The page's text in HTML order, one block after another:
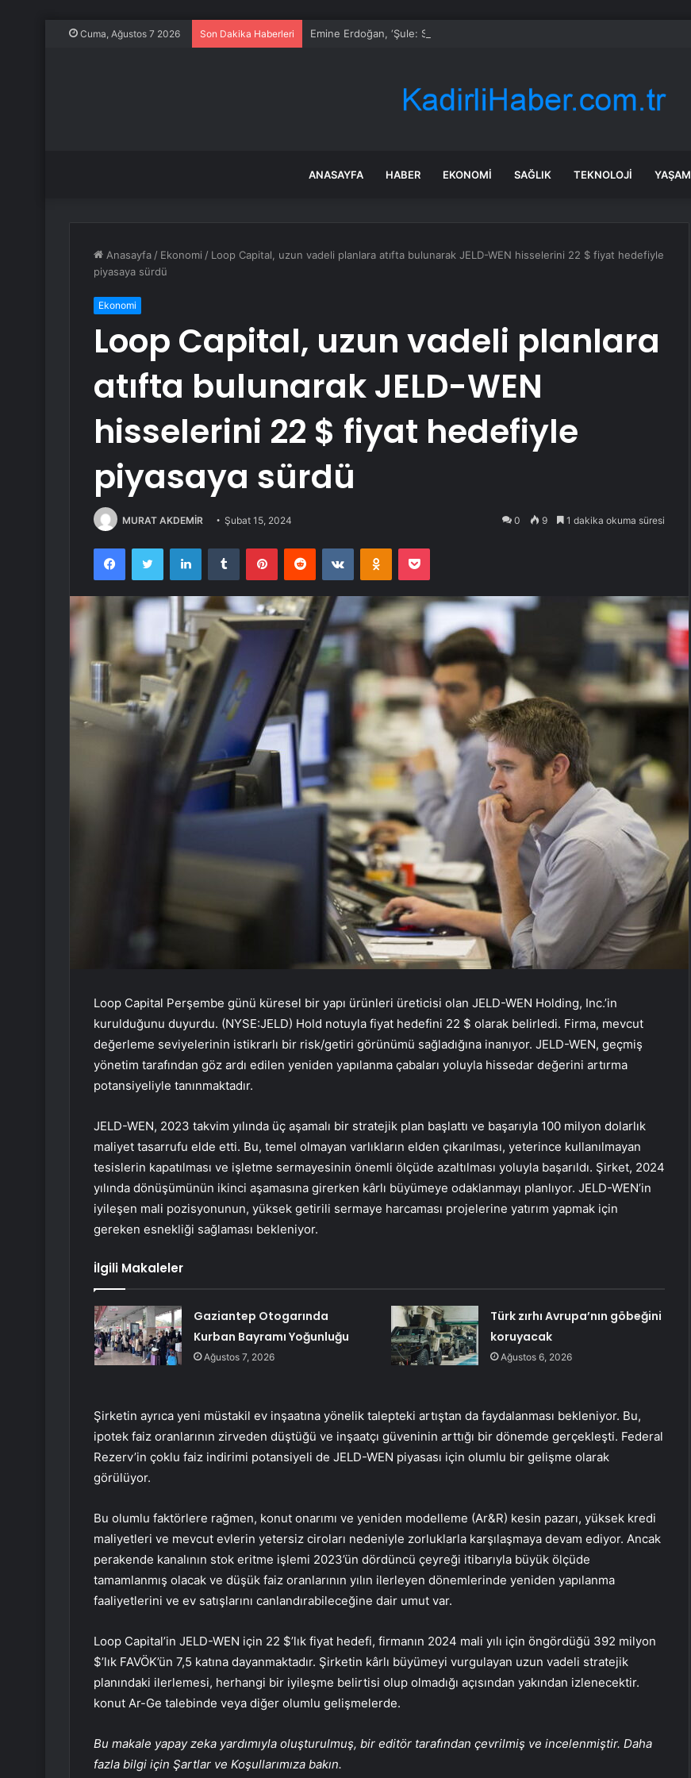
Cuma, Ağustos 7 2026 Son Dakika Haberleri Emine Erdoğan, ‘Şule: Senin Hikayen’ dizisini övdü
ANASAYFA HABER EKONOMI SAĞLIK TEKNOLOJI YAŞAM
Anasayfa / Ekonomi / Loop Capital, uzun vadeli planlara atıfta bulunarak JELD-WEN hisselerini 22 $ fiyat hedefiyle
piyasaya sürdü
Ekonomi
Loop Capital, uzun vadeli planlara
atıfta bulunarak JELD-WEN
hisselerini 22 $ fiyat hedefiyle
piyasaya sürdü
MURAT AKDEMİR Şubat 15, 2024 0 9 1 dakika okuma süresi
FacebookTwitter LinkedInTumblr PinterestReddit VKontakteOdnoklassniki
Pocket
Loop Capital Perşembe günü küresel bir yapı ürünleri üreticisi olan JELD-WEN Holding, Inc.’in
kurulduğunu duyurdu. (NYSE:JELD) Hold notuyla fiyat hedefini 22 $ olarak belirledi. Firma, mevcut
değerleme seviyelerinin istikrarlı bir risk/getiri görünümü sağladığına inanıyor. JELD-WEN, geçmiş
yönetim tarafından göz ardı edilen yeniden yapılanma çabaları yoluyla hissedar değerini artırma
potansiyeliyle tanınmaktadır.
JELD-WEN, 2023 takvim yılında üç aşamalı bir stratejik plan başlattı ve başarıyla 100 milyon dolarlık
maliyet tasarrufu elde etti. Bu, temel olmayan varlıkların elden çıkarılması, yeterince kullanılmayan
tesislerin kapatılması ve işletme sermayesinin önemli ölçüde azaltılması yoluyla başarıldı. Şirket, 2024
yılında dönüşümünün ikinci aşamasına girerken kârlı büyümeye odaklanmayı planlıyor. JELD-WEN’in
iyileşen mali pozisyonunun, yüksek getirili sermaye harcaması projelerine yatırım yapmak için
gereken esnekliği sağlaması bekleniyor.
İlgili Makaleler
Gaziantep Otogarında
Kurban Bayramı Yoğunluğu
Ağustos 7, 2026
Türk zırhı Avrupa’nın göbeğini
koruyacak
Ağustos 6, 2026
Şirketin ayrıca yeni müstakil ev inşaatına yönelik talepteki artıştan da faydalanması bekleniyor. Bu,
ipotek faiz oranlarının zirveden düştüğü ve inşaatçı güveninin arttığı bir dönemde gerçekleşti. Federal
Rezerv’in çoklu faiz indirimi potansiyeli de JELD-WEN piyasası için olumlu bir gelişme olarak
görülüyor.
Bu olumlu faktörlere rağmen, konut onarımı ve yeniden modelleme (Ar&R) kesin pazarı, yüksek kredi
maliyetleri ve mevcut evlerin yetersiz ciroları nedeniyle zorluklarla karşılaşmaya devam ediyor. Ancak
perakende kanalının stok eritme işlemi 2023’ün dördüncü çeyreği itibarıyla büyük ölçüde
tamamlanmış olacak ve düşük faiz oranlarının yılın ilerleyen dönemlerinde yeniden yapılanma
faaliyetlerini ve ev satışlarını canlandırabileceğine dair umut var.
Loop Capital’in JELD-WEN için 22 $’lık fiyat hedefi, firmanın 2024 mali yılı için öngördüğü 392 milyon
$’lık FAVÖK’ün 7,5 katına dayanmaktadır. Şirketin kârlı büyümeyi vurgulayan uzun vadeli stratejik
planındaki ilerlemesi, herhangi bir iyileşme belirtisi olup olmadığı açısından yakından izlenecektir.
konut Ar-Ge talebinde veya diğer olumlu gelişmelerde.
Bu makale yapay zeka yardımıyla oluşturulmuş, bir editör tarafından çevrilmiş ve incelenmiştir. Daha
fazla bilgi için Şartlar ve Koşullarımıza bakın.